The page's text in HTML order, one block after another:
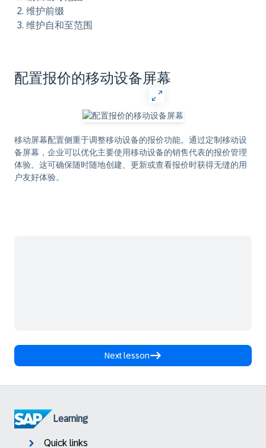
维护前缀
维护自和至范围
配置报价的移动设备屏幕
移动屏幕配置侧重于调整移动设备的报价功能。通过定制移动设
备屏幕，企业可以优化主要使用移动设备的销售代表的报价管理
体验。这可确保随时随地创建、更新或查看报价时获得无缝的用
户友好体验。
Next lesson
Learning
Quick links